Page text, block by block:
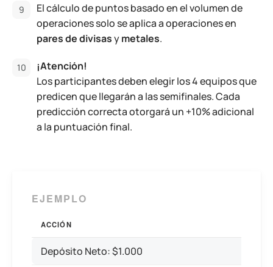
El cálculo de puntos basado en el volumen de
operaciones solo se aplica a operaciones en
pares de divisasymetales.
¡Atención!
Los participantes deben elegir los 4 equipos que
predicen que llegarán a las semifinales. Cada
predicción correcta otorgará un +10% adicional
a la puntuación final.
EJEMPLO
ACCIÓN
Depósito Neto: $1.000